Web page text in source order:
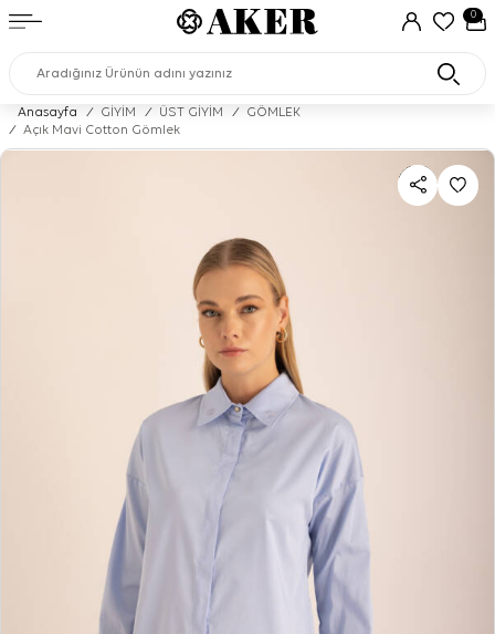
0
Anasayfa / GİYİM / ÜST GİYİM /
GÖMLEK
/
Açık Mavi Cotton Gömlek